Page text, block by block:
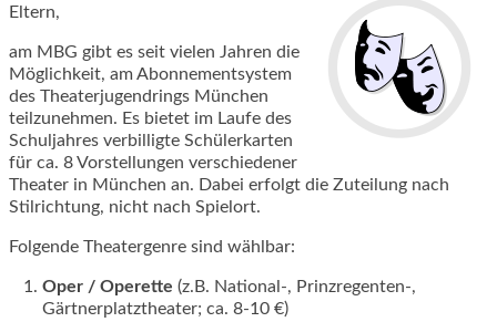
Eltern,
am MBG gibt es seit vielen Jahren die
Möglichkeit, am Abonnementsystem
des Theaterjugendrings München
teilzunehmen. Es bietet im Laufe des
Schuljahres verbilligte Schülerkarten
für ca. 8 Vorstellungen verschiedener
Theater in München an. Dabei erfolgt die Zuteilung nach
Stilrichtung, nicht nach Spielort.
Folgende Theatergenre sind wählbar:
Oper / Operette (z.B. National-, Prinzregenten-,
Gärtnerplatztheater; ca. 8-10 €)